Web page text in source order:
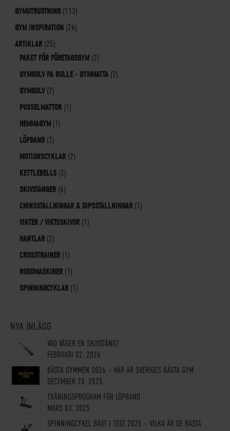
GYMUTRUSTNING (113)
GYM INSPIRATION (26)
ARTIKLAR (25)
PAKET FÖR FÖRETAGSGYM (2)
GYMGOLV PÅ RULLE - GYMMATTA (2)
GYMGOLV(2)
PUSSELMATTOR (1)
HEMMAGYM (1)
LÖPBAND (2)
MOTIONSCYKLAR (2)
KETTLEBELLS (2)
SKIVSTÄNGER (4)
CHINSSTÄLLNINGAR & DIPSSTÄLLNINGAR (1)
VIKTER / VIKTSSKIVOR (1)
HANTLAR (2)
CROSSTRAINER (1)
RODDMASKINER (1)
SPINNINGCYKLAR (1)
NYA INLÄGG
VAD VÄGER EN SKIVSTÅNG?
FEBRUARI 02, 2026
BÄSTA GYMMEN 2026 – HÄR ÄR SVERIGES BÄSTA GYM
DECEMBER 23, 2025
TRÄNINGSPROGRAM FÖR LÖPBAND
MARS 03, 2025
SPINNINGCYKEL BÄST I TEST 2025 – VILKA ÄR DE BÄSTA